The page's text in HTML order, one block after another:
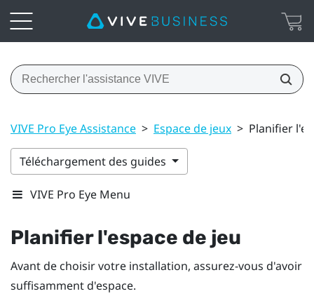
VIVE Pro Eye Assistance > Espace de jeux > Planifier
Téléchargement des guides
VIVE Pro Eye Menu
Planifier l'espace de jeu
Avant de choisir votre installation, assurez-vous d'avoir
suffisamment d'espace.